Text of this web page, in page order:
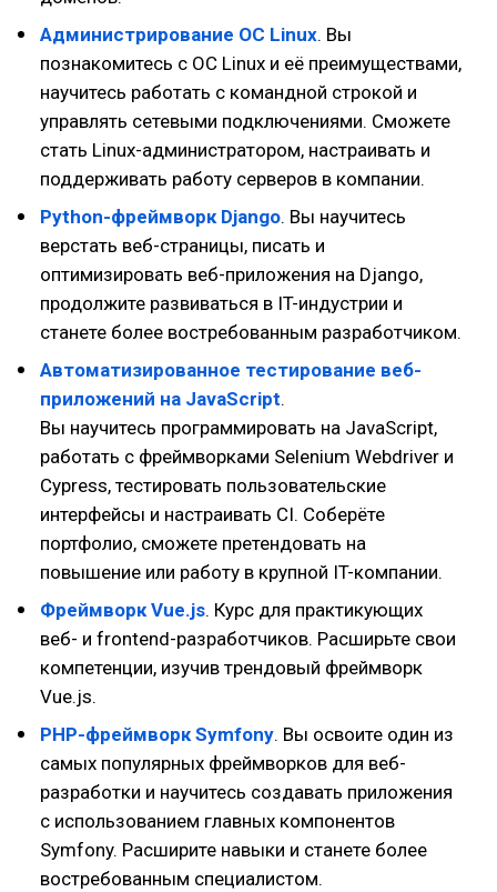
Администрирова­ние ОС Linux. Вы
познакомитесь с ОС Linux и её преимуществами,
научитесь работать с командной строкой и
управлять сетевыми подключениями. Сможете
стать Linux-администратором, настраивать и
поддерживать работу серверов в компании.
Python-фреймворк Django. Вы научитесь
верстать веб-страницы, писать и
оптимизировать веб-приложения на Django,
продолжите развиваться в IT-индустрии и
станете более востребованным разработчиком.
Автоматизирован­ное тестирование веб-
приложений на JavaScript.
Вы научитесь программировать на JavaScript,
работать с фреймворками Selenium Webdriver и
Cypress, тестировать пользовательские
интерфейсы и настраивать CI. Соберёте
портфолио, сможете претендовать на
повышение или работу в крупной IT-компании.
Фреймворк Vue.js. Курс для практикующих
веб- и frontend-разработчиков. Расширьте свои
компетенции, изучив трендовый фреймворк
Vue.js.
PHP-фреймворк Symfony. Вы освоите один из
самых популярных фреймворков для веб-
разработки и научитесь создавать приложения
с использованием главных компонентов
Symfony. Расширите навыки и станете более
востребованным специалистом.